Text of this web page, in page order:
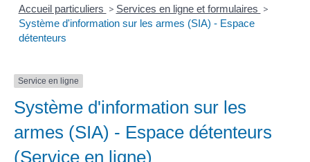
Accueil particuliers > Services en ligne et formulaires >
Système d'information sur les armes (SIA) - Espace
détenteurs
Service en ligne
Système d'information sur les
armes (SIA) - Espace détenteurs
(Service en ligne)